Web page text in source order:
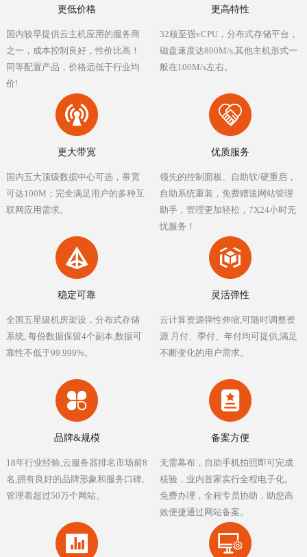
更低价格
国内较早提供云主机应用的服务商
之一，成本控制良好，性价比高！
同等配置产品，价格远低于行业均
价!
更高特性
32核至强vCPU，分布式存储平台，
磁盘速度达800M/s,其他主机形式一
般在100M/s左右。
更大带宽
国内五大顶级数据中心可选，带宽
可达100M；完全满足用户的多种互
联网应用需求。
优质服务
领先的控制面板、自助软/硬重启，
自助系统重装，免费赠送网站管理
助手，管理更加轻松，7X24小时无
忧服务！
稳定可靠
全国五星级机房架设，分布式存储
系统, 每份数据保留4个副本,数据可
靠性不低于99.999%。
灵活弹性
云计算资源弹性伸缩,可随时调整资
源 月付、季付、年付均可提供,满足
不断变化的用户需求。
品牌&规模
18年行业经验,云服务器排名市场前8
名,拥有良好的品牌形象和服务口碑,
管理着超过50万个网站。
备案方便
无需幕布，自助手机拍照即可完成
核验，业内首家实行全程电子化。
免费办理，全程专员协助，助您高
效便捷通过网站备案。